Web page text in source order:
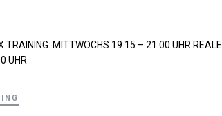
MITTWOCHS 19:15 – 21:00 UHR REALE
UHR